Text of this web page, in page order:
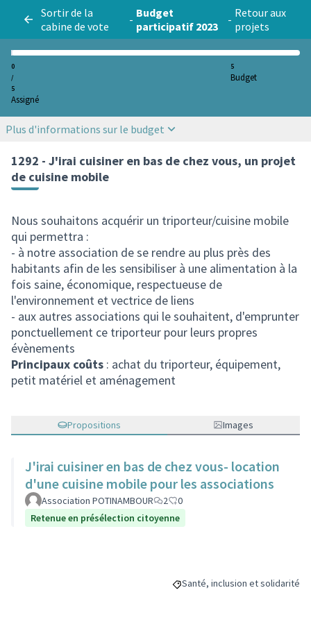
Sortir de la
cabine de vote
- Budget
participatif 2023
- Retour aux
projets
0
/
5
Assigné
5
Budget
Plus d'informations sur le budget
1292 - J'irai cuisiner en bas de chez vous, un projet
de cuisine mobile
Nous souhaitons acquérir un triporteur/cuisine mobile
qui permettra :
- à notre association de se rendre au plus près des
habitants afin de les sensibiliser à une alimentation à la
fois saine, économique, respectueuse de
l'environnement et vectrice de liens
- aux autres associations qui le souhaitent, d'emprunter
ponctuellement ce triporteur pour leurs propres
évènements
Principaux coûts : achat du triporteur, équipement,
petit matériel et aménagement
Propositions Images
J'irai cuisiner en bas de chez vous- location
d'une cuisine mobile pour les associations
Association POTINAMBOUR 2
0
Retenue en présélection citoyenne
Filtrer les résultats de la
Santé, inclusion et solidarité